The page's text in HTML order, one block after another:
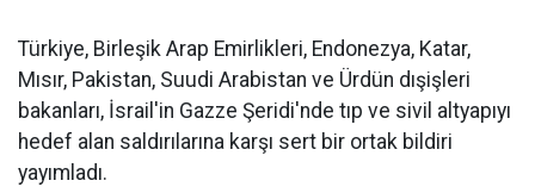
Türkiye, Birleşik Arap Emirlikleri, Endonezya, Katar,
Mısır, Pakistan, Suudi Arabistan ve Ürdün dışişleri
bakanları, İsrail'in Gazze Şeridi'nde tıp ve sivil altyapıyı
hedef alan saldırılarına karşı sert bir ortak bildiri
yayımladı.